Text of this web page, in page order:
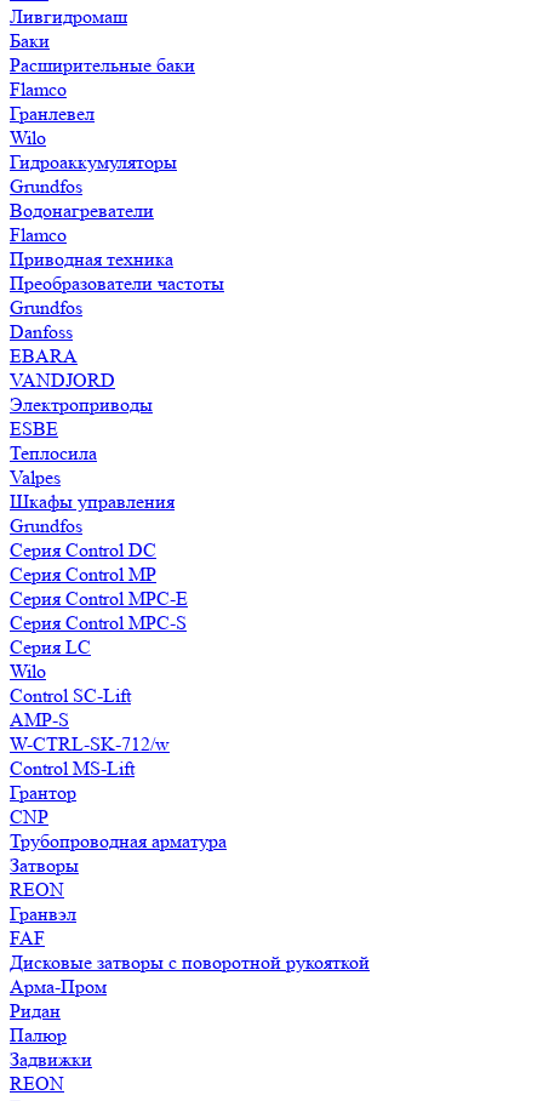
Ливгидромаш
Баки
Расширительные баки
Flamco
Гранлевел
Wilo
Гидроаккумуляторы
Grundfos
Водонагреватели
Flamco
Приводная техника
Преобразователи частоты
Grundfos
Danfoss
EBARA
VANDJORD
Электроприводы
ESBE
Теплосила
Valpes
Шкафы управления
Grundfos
Серия Control DC
Серия Control MP
Серия Control MPC-E
Серия Control MPC-S
Серия LC
Wilo
Control SC-Lift
AMP-S
W-CTRL-SK-712/w
Control MS-Lift
Грантор
CNP
Трубопроводная арматура
Затворы
REON
Гранвэл
FAF
Дисковые затворы с поворотной рукояткой
Арма-Пром
Ридан
Палюр
Задвижки
REON